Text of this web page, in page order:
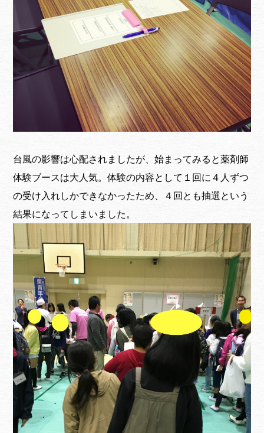
台風の影響は心配されましたが、始まってみると薬剤師
体験ブースは大人気。体験の内容として１回に４人ずつ
の受け入れしかできなかったため、４回とも抽選という
結果になってしまいました。